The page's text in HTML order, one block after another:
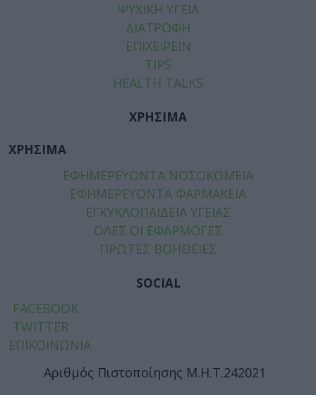
ΨΥΧΙΚΗ ΥΓΕΙΑ
ΔΙΑΤΡΟΦΗ
ΕΠΙΧΕΙΡΕΙΝ
TIPS
HEALTH TALKS
ΧΡΗΣΙΜΑ
ΧΡΗΣΙΜΑ
ΕΦΗΜΕΡΕΥΟΝΤΑ ΝΟΣΟΚΟΜΕΙΑ
ΕΦΗΜΕΡΕΥΟΝΤΑ ΦΑΡΜΑΚΕΙΑ
ΕΓΚΥΚΛΟΠΑΙΔΕΙΑ ΥΓΕΙΑΣ
ΟΛΕΣ ΟΙ ΕΦΑΡΜΟΓΕΣ
ΠΡΩΤΕΣ ΒΟΗΘΕΙΕΣ
SOCIAL
FACEBOOK
TWITTER
ΕΠΙΚΟΙΝΩΝΙΑ
Αριθμός Πιστοποίησης Μ.Η.Τ.242021